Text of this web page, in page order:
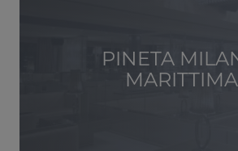
PINETA
MARITTIMA